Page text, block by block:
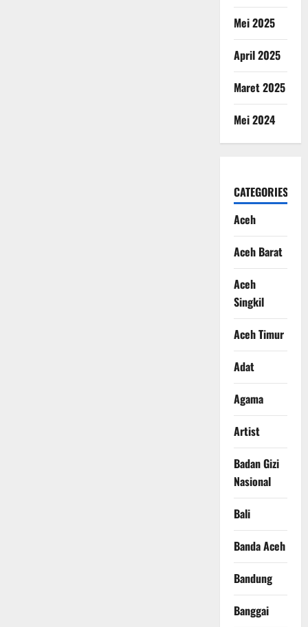
Mei 2025
April 2025
Maret 2025
Mei 2024
CATEGORIES
Aceh
Aceh Barat
Aceh
Singkil
Aceh Timur
Adat
Agama
Artist
Badan Gizi
Nasional
Bali
Banda Aceh
Bandung
Banggai